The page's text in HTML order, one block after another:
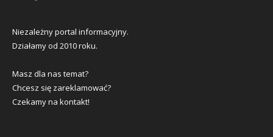
Niezależny portal informacyjny.
Działamy od 2010 roku.
Masz dla nas temat?
Chcesz się zareklamować?
Czekamy na kontakt!